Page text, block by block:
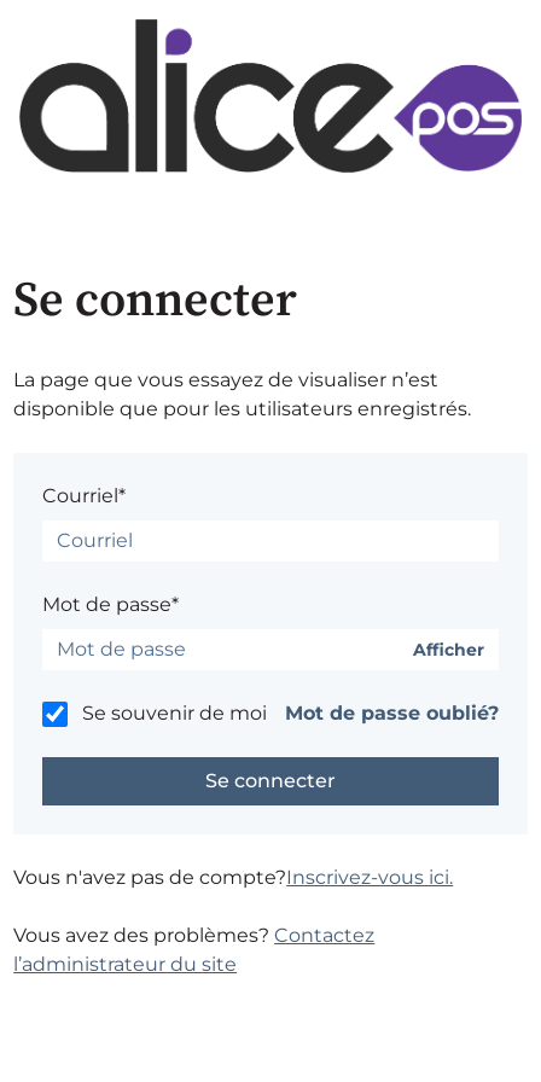
Se connecter
La page que vous essayez de visualiser n’est
disponible que pour les utilisateurs enregistrés.
Courriel*
Mot de passe*
Afficher
Se souvenir de moi Mot de passe oublié?
Vous n'avez pas de compte?Inscrivez-vous ici.
Vous avez des problèmes?Contactez
l’administrateur du site